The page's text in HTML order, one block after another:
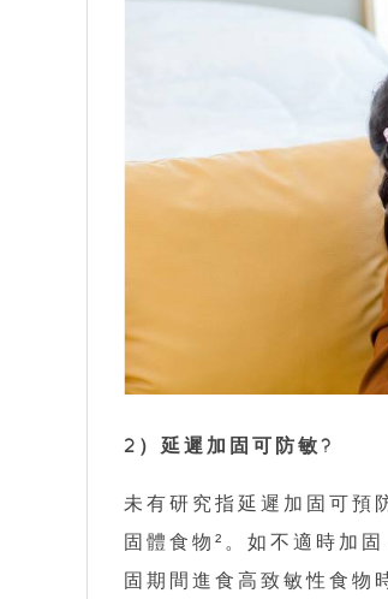
2）延遲加固可防敏?
未有研究指延遲加固可
固體食物²。如不適時加
固期間進食高致敏性食物